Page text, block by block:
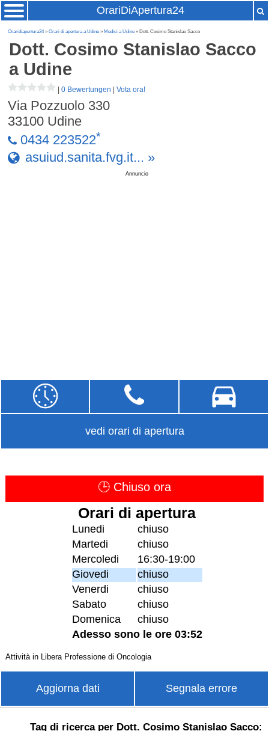
OrariDiApertura24
Oraridiapertura24»Orari di apertura a Udine » Medici a Udine » Dott. Cosimo Stanislao Sacco
Dott. Cosimo Stanislao Sacco
a Udine
|0 Bewertungen |Vota ora!
Via Pozzuolo 330
33100 Udine
0434 223522*
asuiud.sanita.fvg.it... »
Annuncio
vedi orari di apertura
🕒 Chiuso ora
Orari di apertura
Lunedi
chiuso
Martedi
chiuso
Mercoledi
16:30-19:00
Giovedi
chiuso
Venerdi
chiuso
Sabato
chiuso
Domenica
chiuso
Adesso sono le ore 03:52
Attività in Libera Professione di Oncologia
Aggiorna dati Segnala errore
Tag di ricerca per Dott. Cosimo Stanislao Sacco: